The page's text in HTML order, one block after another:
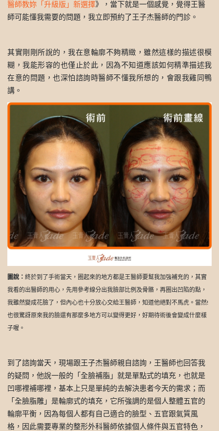
醫師教妳「升級版」新選擇》，當下就是一個感覺，覺得王醫
師可能懂我需要的問題，我立即預約了王子杰醫師的門診。
其實剛剛所說的，我在意輪廓不夠精緻，雖然這樣的描述很模
糊，我能形容的也僅止於此，因為不知道應該如何精準描述我
在意的問題，也深怕諮詢時醫師不懂我所想的，會跟我雞同鴨
講。
圖說： 終於到了手術當天，圈起來的地方都是王醫師要幫我加強補充的，其實
我看的出醫師的用心，先用參考線分出我臉部比例及骨骼，再圈出凹陷的點，
我雖然變成花臉了，但內心也十分放心交給王醫師，知道他絕對不馬虎。當然!
也很驚訝原來我的臉還有那麼多地方可以變得更好，好期待術後會變成什麼樣
子喔。
到了諮詢當天，現場跟王子杰醫師親自諮詢，王醫師也回答我
的疑問，他說一般的「全臉補脂」就是單點式的填充，也就是
凹哪裡補哪裡，基本上只是單純的去解決患者今天的需求；而
「全臉脂雕」是輪廓式的填充，它所強調的是個人整體五官的
輪廓平衡，因為每個人都有自己適合的臉型、五官跟氣質風
格，因此需要專業的整形外科醫師依據個人條件與五官特色，